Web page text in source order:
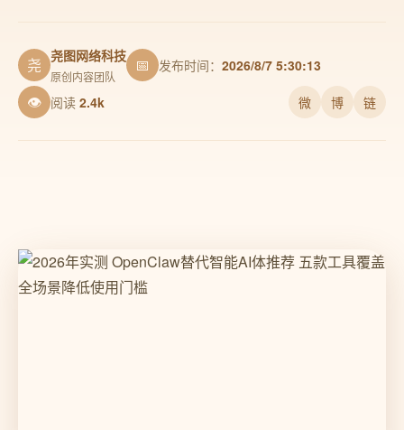
尧 尧图网络科技
原创内容团队
📅 发布时间： 2026/8/7 5:30:13
👁 阅读 2.4k 微 博 链